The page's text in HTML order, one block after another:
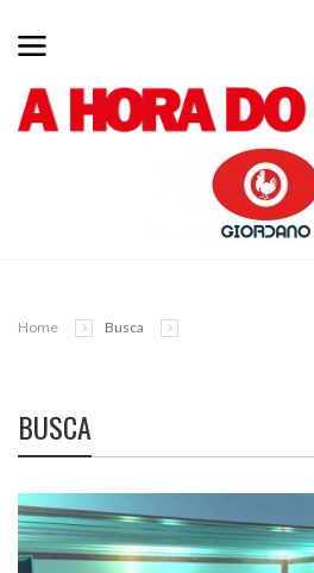
Home Busca
BUSCA